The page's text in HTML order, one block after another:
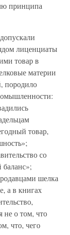
принципа
лиценциаты
товар в
материи
породило
товар,
со
шелка
а в книгах
не о том, что
что, чего